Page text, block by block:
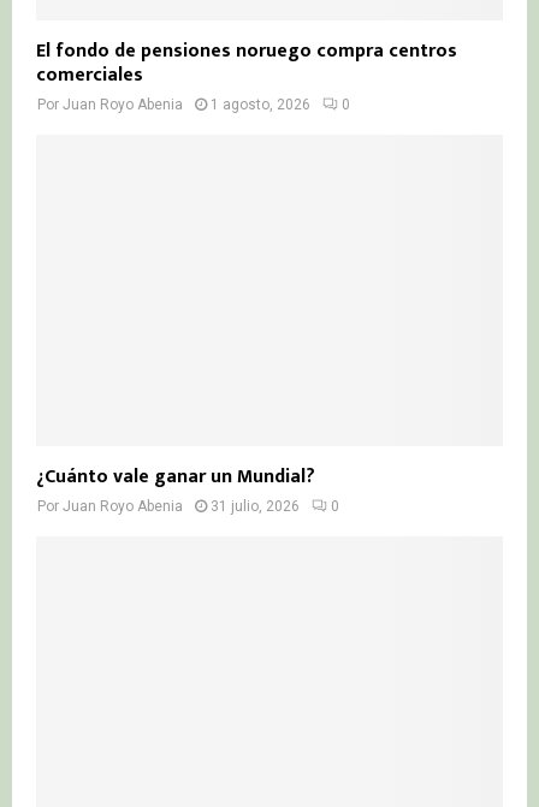
El fondo de pensiones noruego compra centros
comerciales
Por Juan Royo Abenia 1 agosto, 2026 0
¿Cuánto vale ganar un Mundial?
Por Juan Royo Abenia 31 julio, 2026 0